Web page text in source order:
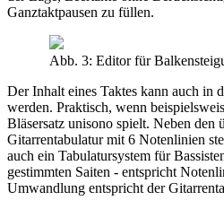
Ganztaktpausen zu füllen.
Abb. 3: Editor für
Der Inhalt eines Taktes kann auch in
werden. Praktisch, wenn
Bläsersatz unisono spielt. Neben den
Gitarrentabulatur mit 6 Notenlinien
auch ein Tabulatursystem für
gestimmten Saiten - entspricht
Umwandlung entspricht der